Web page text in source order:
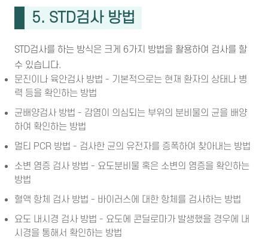
5. STD검사 방법
STD검사를 하는 방식은 크게 6가지 방법을 활용하여 검사를 할
수 있습니다.
문진이나 육안검사 방법 - 기본적으로는 현재 환자의 상태나 병
력 등을 확인하는 방법
균배양검사 방법 - 감염이 의심되는 부위의 분비물의 균을 배양
하여 확인하는 방법
멀티 PCR 방법 - 검사한 균의 유전자를 증폭하여 찾아내는 방법
소변 염증 검사 방법 - 요도분비물 혹은 소변의 염증을 확인하는
방법
혈액 항체 검사 방법 - 바이러스에 대한 항체를 검사하는 방법
요도 내시경 검사 방법 - 요도에 콘딜로마가 발생했을 경우에 내
시경을 통해서 확인하는 방법